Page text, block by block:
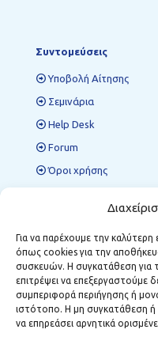
Για να παρέχουμε την καλύτερη
όπως cookies για την
συσκευών. Η συγκατάθεση για
επιτρέψει να
συμπεριφορά περιήγησης ή
ιστότοπο. Η μη συγκατάθεση ή
να επηρεάσει αρνητικά
Συντομεύσεις
Υποβολή Αίτησης
Σεμινάρια
Help Desk
Forum
Όροι χρήσης
Περιφερειακές Δομές
Κοζάνη:Κωστή Παλαμά
Φλώρινα:Δημάρχου
Μεγαλόπολη: